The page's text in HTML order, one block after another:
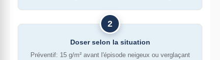
2
Doser selon la situation
Préventif: 15 g/m² avant l'épisode neigeux ou verglaçant